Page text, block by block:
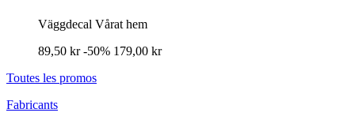
Väggdecal Vårat hem
89,50 kr-50% 179,00 kr
Toutes les promos
Fabricants